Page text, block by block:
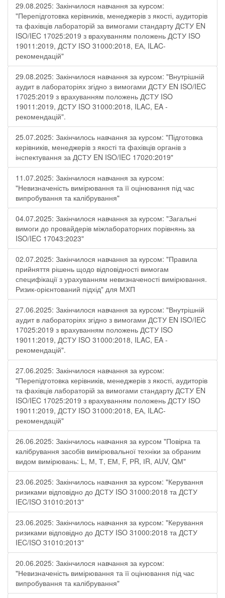
29.08.2025: Закінчилося навчання за курсом:
"Перепідготовка керівників, менеджерів з якості, аудиторів
та фахівців лабораторій за вимогами стандарту ДСТУ EN
ISO/IEC 17025:2019 з врахуванням положень ДСТУ ISO
19011:2019, ДСТУ ISO 31000:2018, ЕА, ILAC-
рекомендацій"
29.08.2025: Закінчилося навчання за курсом: "Внутрішній
аудит в лабораторіях згідно з вимогами ДСТУ EN ISO/IEC
17025:2019 з врахуванням положень ДСТУ ISO
19011:2019, ДСТУ ISO 31000:2018, ILAC, EA -
рекомендацій".
25.07.2025: Закінчилось навчання за курсом: "Підготовка
керівників, менеджерів з якості та фахівців органів з
інспектування за ДСТУ EN ISO/IEC 17020:2019"
11.07.2025: Закінчилося навчання за курсом:
"Невизначеність вимірювання та її оцінювання під час
випробування та калібрування"
04.07.2025: Закінчилося навчання за курсом: "Загальні
вимоги до провайдерів міжлабораторних порівнянь за
ISO/IEC 17043:2023"
02.07.2025: Закінчилося навчання за курсом: "Правила
прийняття рішень щодо відповідності вимогам
специфікації з урахуванням невизначеності вимірювання.
Ризик-орієнтований підхід" для МХП
27.06.2025: Закінчилося навчання за курсом: "Внутрішній
аудит в лабораторіях згідно з вимогами ДСТУ EN ISO/IEC
17025:2019 з врахуванням положень ДСТУ ISO
19011:2019, ДСТУ ISO 31000:2018, ILAC, EA -
рекомендацій".
27.06.2025: Закінчилося навчання за курсом:
"Перепідготовка керівників, менеджерів з якості, аудиторів
та фахівців лабораторій за вимогами стандарту ДСТУ EN
ISO/IEC 17025:2019 з врахуванням положень ДСТУ ISO
19011:2019, ДСТУ ISO 31000:2018, ЕА, ILAC-
рекомендацій"
26.06.2025: Закінчилось навчання за курсом "Повірка та
калібрування засобів вимірювальної техніки за обраним
видом вимірювань: L, М, Т, ЕМ, F, РR, ІR, АUV, QМ"
23.06.2025: Закінчилось навчання за курсом: "Керування
ризиками відповідно до ДСТУ ISO 31000:2018 та ДСТУ
IEC/ISO 31010:2013"
23.06.2025: Закінчилось навчання за курсом: "Керування
ризиками відповідно до ДСТУ ISO 31000:2018 та ДСТУ
IEC/ISO 31010:2013"
20.06.2025: Закінчилося навчання за курсом:
"Невизначеність вимірювання та її оцінювання під час
випробування та калібрування"